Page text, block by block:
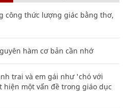
công thức lượng giác bằng thơ,
hàm cơ bản cần nhớ
trai và em gái như 'chó với
một vấn đề trong giáo dục